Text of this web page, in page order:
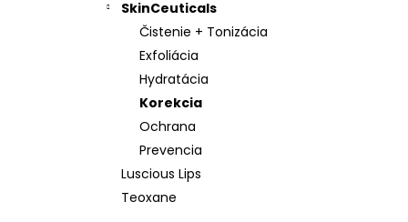
SkinCeuticals
Čistenie + Tonizácia
Exfoliácia
Hydratácia
Korekcia
Ochrana
Prevencia
Luscious Lips
Teoxane
C E FERULIC® 30ML